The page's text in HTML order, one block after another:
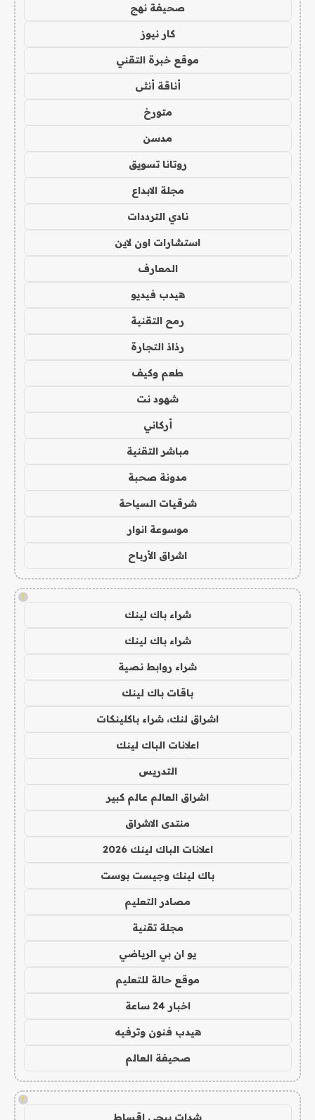
صحيفة نهج
كار نيوز
موقع خبرة التقني
أناقة أنثى
متورخ
مدسن
روتانا تسويق
مجلة الابداع
نادي الترددات
استشارات اون لاين
المعارف
هيدب فيديو
رمح التقنية
رذاذ التجارة
طعم وكيف
شهود نت
أركاني
مباشر التقنية
مدونة صحبة
شرقيات السياحة
موسوعة انوار
اشراق الأرباح
!
شراء باك لينك
شراء باك لينك
شراء روابط نصية
باقات باك لينك
اشراق لنك، شراء باكلينكات
اعلانات الباك لينك
التدريس
اشراق العالم عالم كبير
منتدى الاشراق
اعلانات الباك لينك 2026
باك لينك وجيست بوست
مصادر التعليم
مجلة تقنية
يو ان بي الرياضي
موقع حالة للتعليم
اخبار 24 ساعة
هيدب فنون وترفيه
صحيفة العالم
!
شدات ببجي اقساط